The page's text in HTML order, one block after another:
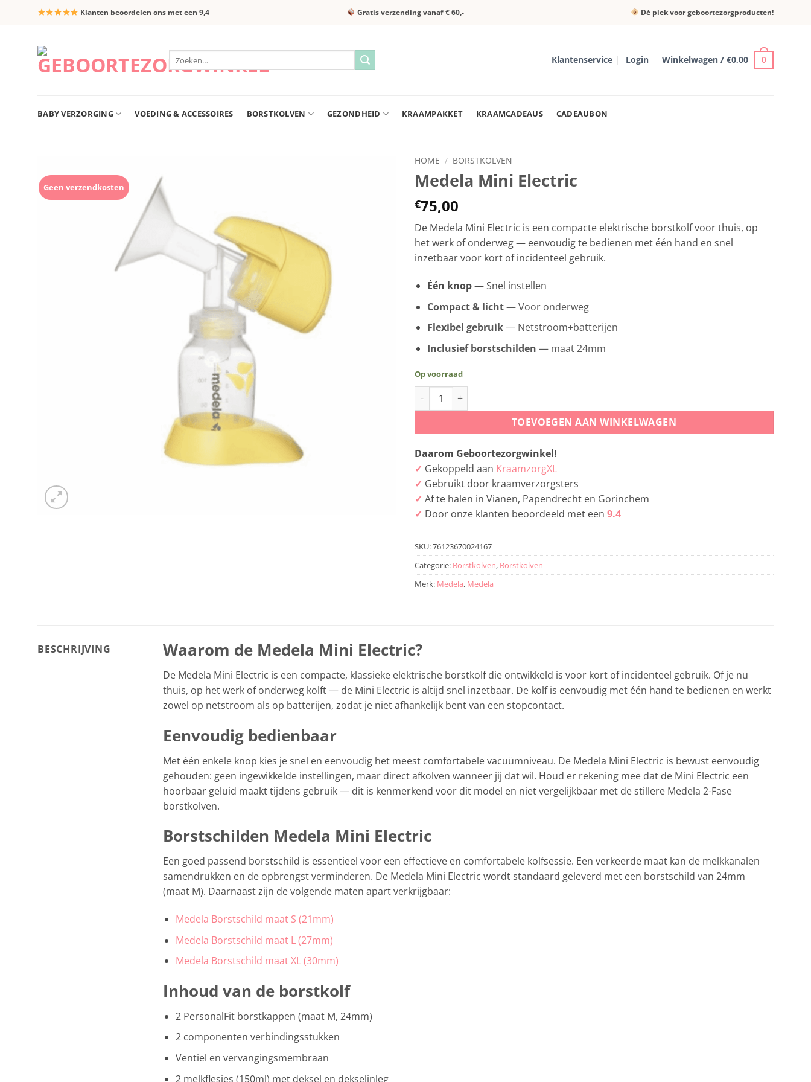
Klanten beoordelen ons met een 9,4 Gratis verzending vanaf € 60,- Dé plek voor geboortezorgproducten!
Zoeken
naar:
Klantenservice Login Winkelwagen /€0,00 0
BABY VERZORGING VOEDING & ACCESSOIRES BORSTKOLVEN GEZONDHEID KRAAMPAKKET KRAAMCADEAUS CADEAUBON
Geen verzendkosten
HOME / BORSTKOLVEN
Medela Mini Electric
€75,00
De Medela Mini Electric is een compacte elektrische borstkolf voor thuis, op
het werk of onderweg — eenvoudig te bedienen met één hand en snel
inzetbaar voor kort of incidenteel gebruik.
Één knop— Snel instellen
Compact & licht— Voor onderweg
Flexibel gebruik— Netstroom+batterijen
Inclusief borstschilden — maat 24mm
Op voorraad
Medela Mini Electric aantal
TOEVOEGEN AAN WINKELWAGEN
Daarom Geboortezorgwinkel!
✓ Gekoppeld aan KraamzorgXL
✓ Gebruikt door kraamverzorgsters
✓ Af te halen in Vianen, Papendrecht en Gorinchem
✓ Door onze klanten beoordeeld met een 9.4
SKU:76123670024167
Categorie: Borstkolven, Borstkolven
Merk: Medela, Medela
BESCHRIJVING Waarom de Medela Mini Electric?
De Medela Mini Electric is een compacte, klassieke elektrische borstkolf die ontwikkeld is voor kort of incidenteel gebruik. Of je nu
thuis, op het werk of onderweg kolft — de Mini Electric is altijd snel inzetbaar. De kolf is eenvoudig met één hand te bedienen en werkt
zowel op netstroom als op batterijen, zodat je niet afhankelijk bent van een stopcontact.
Eenvoudig bedienbaar
Met één enkele knop kies je snel en eenvoudig het meest comfortabele vacuümniveau. De Medela Mini Electric is bewust eenvoudig
gehouden: geen ingewikkelde instellingen, maar direct afkolven wanneer jij dat wil. Houd er rekening mee dat de Mini Electric een
hoorbaar geluid maakt tijdens gebruik — dit is kenmerkend voor dit model en niet vergelijkbaar met de stillere Medela 2-Fase
borstkolven.
Borstschilden Medela Mini Electric
Een goed passend borstschild is essentieel voor een effectieve en comfortabele kolfsessie. Een verkeerde maat kan de melkkanalen
samendrukken en de opbrengst verminderen. De Medela Mini Electric wordt standaard geleverd met een borstschild van 24mm
(maat M). Daarnaast zijn de volgende maten apart verkrijgbaar:
Medela Borstschild maat S (21mm)
Medela Borstschild maat L (27mm)
Medela Borstschild maat XL (30mm)
Inhoud van de borstkolf
2 PersonalFit borstkappen (maat M, 24mm)
2 componenten verbindingsstukken
Ventiel en vervangingsmembraan
2 melkflesjes (150ml) met deksel en dekselinleg